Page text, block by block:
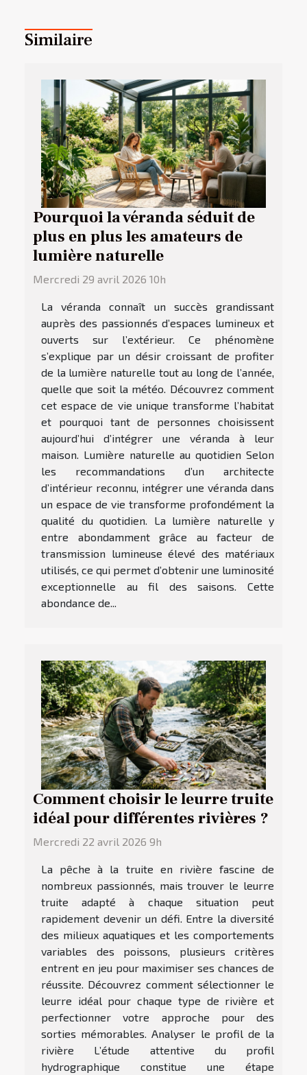
Similaire
Pourquoi la véranda séduit de
plus en plus les amateurs de
lumière naturelle
Mercredi 29 avril 2026 10h
La véranda connaît un succès grandissant
auprès des passionnés d’espaces lumineux et
ouverts sur l’extérieur. Ce phénomène
s’explique par un désir croissant de profiter
de la lumière naturelle tout au long de l’année,
quelle que soit la météo. Découvrez comment
cet espace de vie unique transforme l’habitat
et pourquoi tant de personnes choisissent
aujourd’hui d’intégrer une véranda à leur
maison. Lumière naturelle au quotidien Selon
les recommandations d’un architecte
d’intérieur reconnu, intégrer une véranda dans
un espace de vie transforme profondément la
qualité du quotidien. La lumière naturelle y
entre abondamment grâce au facteur de
transmission lumineuse élevé des matériaux
utilisés, ce qui permet d’obtenir une luminosité
exceptionnelle au fil des saisons. Cette
abondance de...
Comment choisir le leurre truite
idéal pour différentes rivières ?
Mercredi 22 avril 2026 9h
La pêche à la truite en rivière fascine de
nombreux passionnés, mais trouver le leurre
truite adapté à chaque situation peut
rapidement devenir un défi. Entre la diversité
des milieux aquatiques et les comportements
variables des poissons, plusieurs critères
entrent en jeu pour maximiser ses chances de
réussite. Découvrez comment sélectionner le
leurre idéal pour chaque type de rivière et
perfectionner votre approche pour des
sorties mémorables. Analyser le profil de la
rivière L’étude attentive du profil
hydrographique constitue une étape